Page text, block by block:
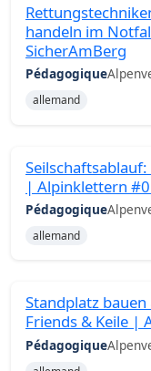
handeln im
SicherAmBerg
Pédagogique
allemand
| Alpinklettern
Pédagogique
allemand
Standplatz
Friends & Keile |
Pédagogique